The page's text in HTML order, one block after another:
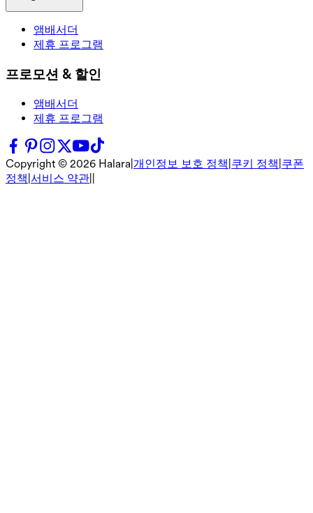
앰배서더
제휴 프로그램
프로모션 & 할인
앰배서더
제휴 프로그램
Copyright © 2026 Halara 개인정보 보호 정책 쿠키 정책 쿠폰
정책 서비스 약관